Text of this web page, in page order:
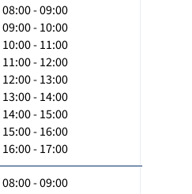
08:00 - 09:00
09:00 - 10:00
10:00 - 11:00
11:00 - 12:00
12:00 - 13:00
13:00 - 14:00
14:00 - 15:00
15:00 - 16:00
16:00 - 17:00
08:00 - 09:00